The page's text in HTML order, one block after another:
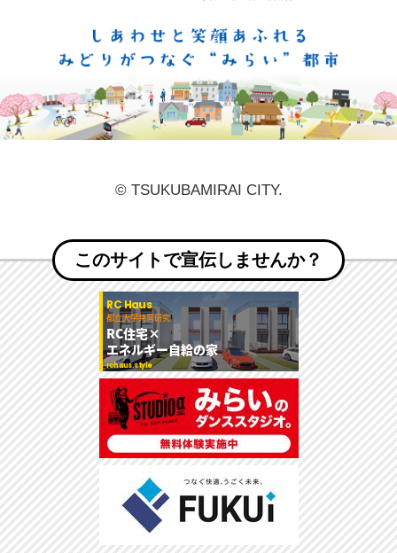
© TSUKUBAMIRAI CITY.
このサイトで宣伝しませんか？